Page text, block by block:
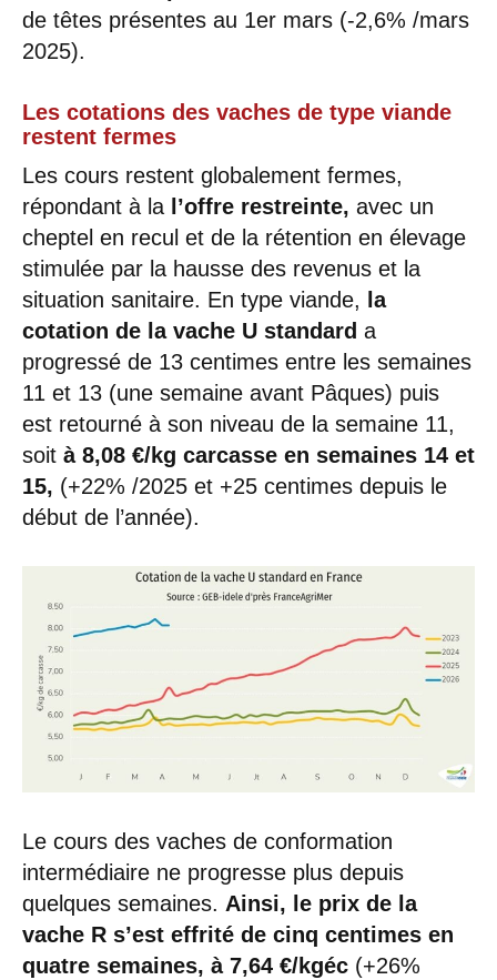
de têtes présentes au 1er mars (-2,6% /mars
2025).
Les cotations des vaches de type viande
restent fermes
Les cours restent globalement fermes,
répondant à la l’offre restreinte, avec un
cheptel en recul et de la rétention en élevage
stimulée par la hausse des revenus et la
situation sanitaire. En type viande,
la
cotation de la vache U standard a
progressé de 13 centimes entre les semaines
11 et 13 (une semaine avant Pâques) puis
est retourné à son niveau de la semaine 11,
soit à 8,08 €/kg carcasse en semaines 14 et
15, (+22% /2025 et +25 centimes depuis le
début de l’année).
Le cours des vaches de conformation
intermédiaire ne progresse plus depuis
quelques semaines. Ainsi, le prix de la
vache R s’est effrité de cinq centimes en
quatre semaines, à 7,64 €/kgéc (+26%